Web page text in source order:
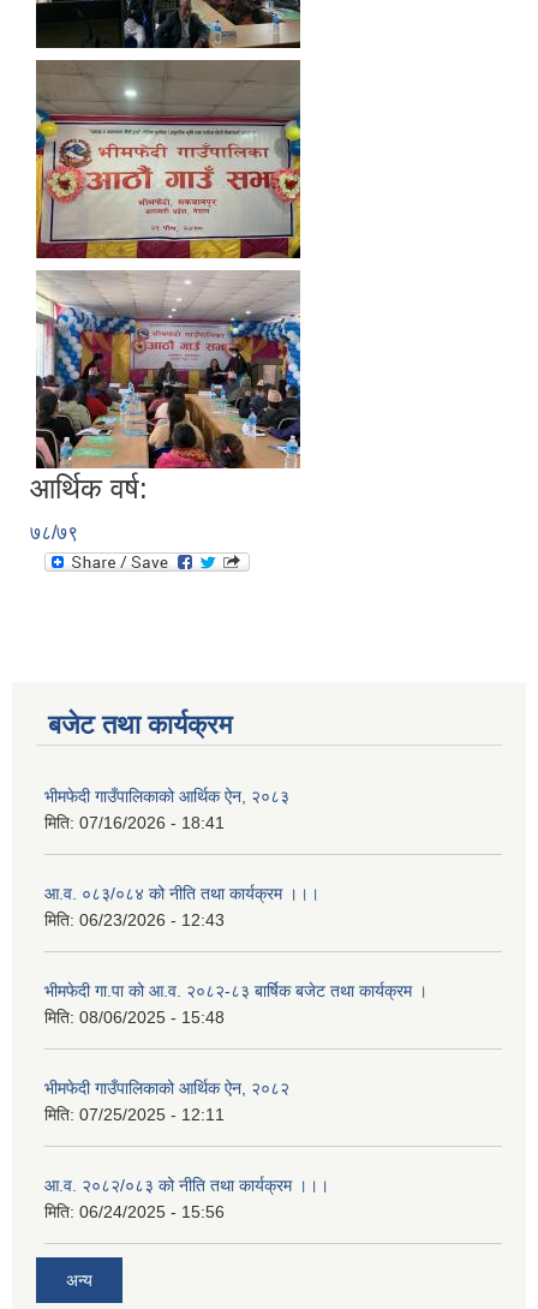
आर्थिक वर्ष:
७८/७९
बजेट तथा कार्यक्रम
भीमफेदी गाउँपालिकाको आर्थिक ऐन, २०८३
मिति: 07/16/2026 - 18:41
आ.व. ०८३/०८४ को नीति तथा कार्यक्रम ।।।
मिति: 06/23/2026 - 12:43
भीमफेदी गा.पा को आ.व. २०८२-८३ बार्षिक बजेट तथा कार्यक्रम ।
मिति: 08/06/2025 - 15:48
भीमफेदी गाउँपालिकाको आर्थिक ऐन, २०८२
मिति: 07/25/2025 - 12:11
आ.व. २०८२/०८३ को नीति तथा कार्यक्रम ।।।
मिति: 06/24/2025 - 15:56
अन्य